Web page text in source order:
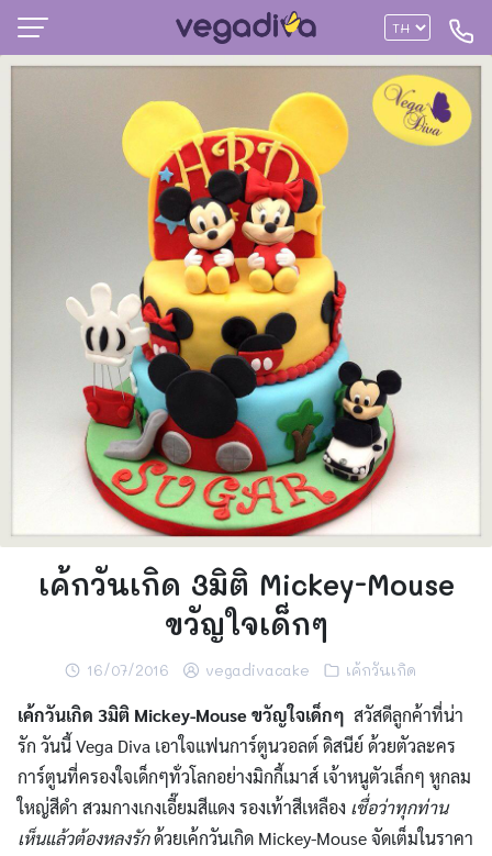
เค้กวันเกิด 3มิติ Mickey-Mouse
ขวัญใจเด็กๆ
16/07/2016 vegadivacake เค้กวันเกิด
เค้กวันเกิด 3มิติ Mickey-Mouse ขวัญใจเด็กๆ สวัสดีลูกค้าที่น่า
รัก วันนี้ Vega Diva เอาใจแฟนการ์ตูนวอลต์ ดิสนีย์ ด้วยตัวละคร
การ์ตูนที่ครองใจเด็กๆทั่วโลกอย่างมิกกี้เมาส์ เจ้าหนูตัวเล็กๆ หูกลม
ใหญ่สีดำ สวมกางเกงเอี๊ยมสีแดง รองเท้าสีเหลือง เชื่อว่าทุกท่าน
เห็นแล้วต้องหลงรักด้วยเค้กวันเกิด Mickey-Mouse จัดเต็มในราคา